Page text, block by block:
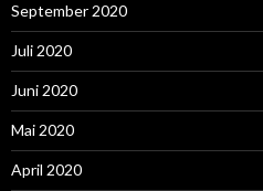
September 2020
Juli 2020
Juni 2020
Mai 2020
April 2020